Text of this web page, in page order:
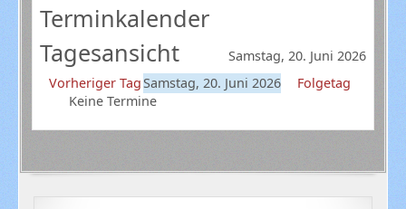
Terminkalender
Tagesansicht
Samstag, 20. Juni 2026
Vorheriger TagSamstag, 20. Juni 2026
Folgetag
Keine Termine